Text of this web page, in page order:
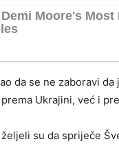
da se ne zaboravi da
Ukrajini, već i
su da spriječe